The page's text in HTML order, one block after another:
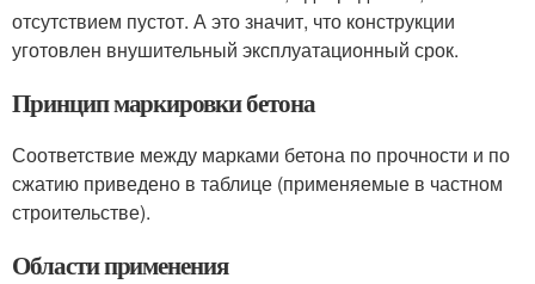
отсутствием пустот. А это значит, что конструкции
уготовлен внушительный эксплуатационный срок.
Принцип маркировки бетона
Соответствие между марками бетона по прочности и по
сжатию приведено в таблице (применяемые в частном
строительстве).
Области применения